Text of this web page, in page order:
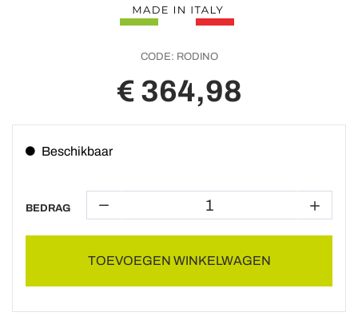
CODE: RODINO
€ 364,98
Beschikbaar
BEDRAG
TOEVOEGEN WINKELWAGEN